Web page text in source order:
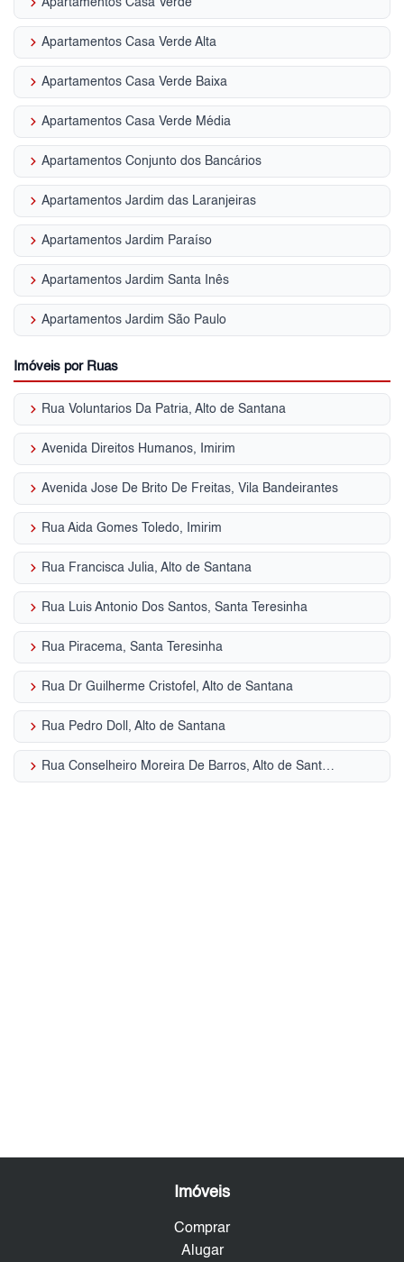
Apartamentos Casa Verde
keyboard_arrow_right Apartamentos Casa Verde Alta
keyboard_arrow_right Apartamentos Casa Verde Baixa
keyboard_arrow_right Apartamentos Casa Verde Média
keyboard_arrow_right Apartamentos Conjunto dos Bancários
keyboard_arrow_right Apartamentos Jardim das Laranjeiras
keyboard_arrow_right Apartamentos Jardim Paraíso
keyboard_arrow_right Apartamentos Jardim Santa Inês
keyboard_arrow_right Apartamentos Jardim São Paulo
Imóveis por Ruas
keyboard_arrow_right Rua Voluntarios Da Patria, Alto de Santana
keyboard_arrow_right Avenida Direitos Humanos, Imirim
keyboard_arrow_right Avenida Jose De Brito De Freitas, Vila Bandeirantes
keyboard_arrow_right Rua Aida Gomes Toledo, Imirim
keyboard_arrow_right Rua Francisca Julia, Alto de Santana
keyboard_arrow_right Rua Luis Antonio Dos Santos, Santa Teresinha
keyboard_arrow_right Rua Piracema, Santa Teresinha
keyboard_arrow_right Rua Dr Guilherme Cristofel, Alto de Santana
keyboard_arrow_right Rua Pedro Doll, Alto de Santana
keyboard_arrow_right Rua Conselheiro Moreira De Barros, Alto de Santana
Imóveis
Comprar
Alugar